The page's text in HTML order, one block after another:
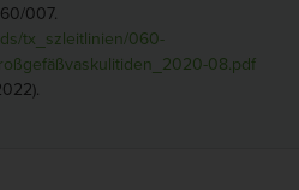
007.
tx_szleitlinien/060-
08.pdf